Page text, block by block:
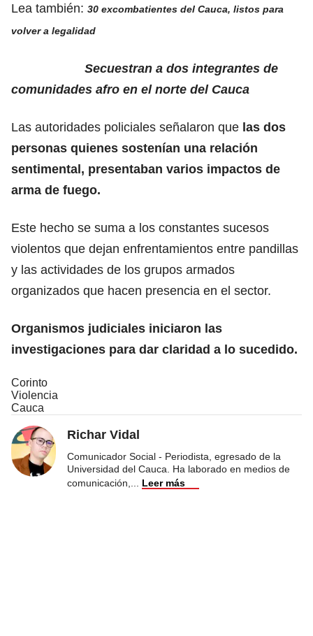
Lea también: 30 excombatientes del Cauca, listos para
volver a legalidad
Secuestran a dos integrantes de
comunidades afro en el norte del Cauca
Las autoridades policiales señalaron que las dos
personas quienes sostenían una relación
sentimental, presentaban varios impactos de
arma de fuego.
Este hecho se suma a los constantes sucesos
violentos que dejan enfrentamientos entre pandillas
y las actividades de los grupos armados
organizados que hacen presencia en el sector.
Organismos judiciales iniciaron las
investigaciones para dar claridad a lo sucedido.
Corinto
Violencia
Cauca
Richar Vidal
Comunicador Social - Periodista, egresado de la
Universidad del Cauca. Ha laborado en medios de
comunicación,
Leer más